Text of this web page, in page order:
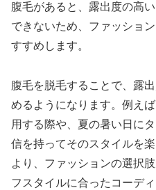
腹毛があると、露出度の高
できないため、ファッショ
すすめします。
腹毛を脱毛することで、露
めるようになります。例え
用する際や、夏の暑い日に
信を持ってそのスタイルを
より、ファッションの選択
フスタイルに合ったコーデ